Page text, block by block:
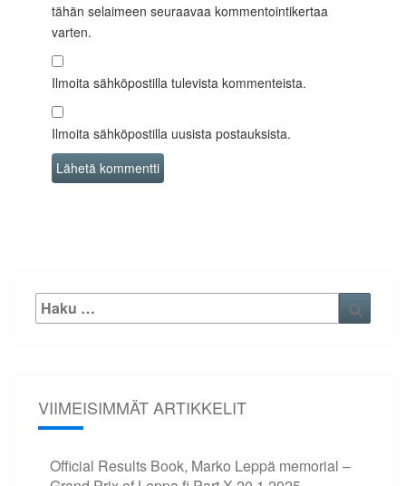
tähän selaimeen seuraavaa kommentointikertaa
varten.
Ilmoita sähköpostilla tulevista kommenteista.
Ilmoita sähköpostilla uusista postauksista.
Etsi:
VIIMEISIMMÄT ARTIKKELIT
Official Results Book, Marko Leppä memorial –